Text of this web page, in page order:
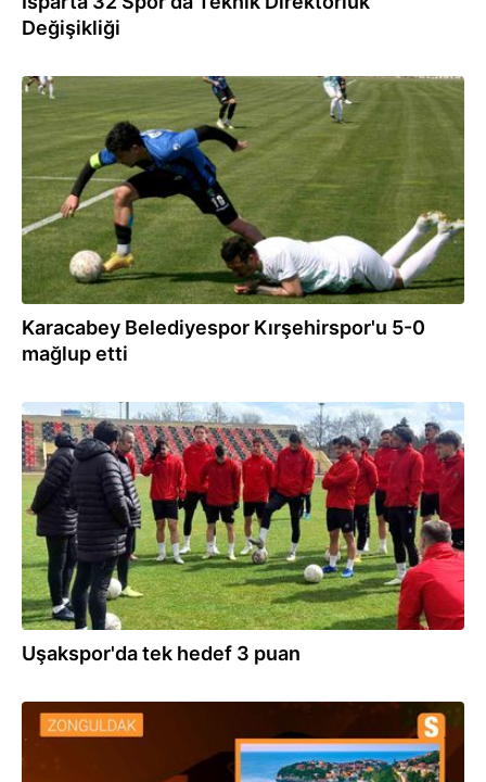
Değişikliği
07.05.2023
Karacabey Belediyespor Kırşehirspor'u 5-0
mağlup etti
10.03.2023
Uşakspor'da tek hedef 3 puan
05.09.2022